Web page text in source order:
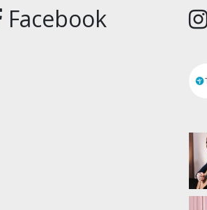
Facebook